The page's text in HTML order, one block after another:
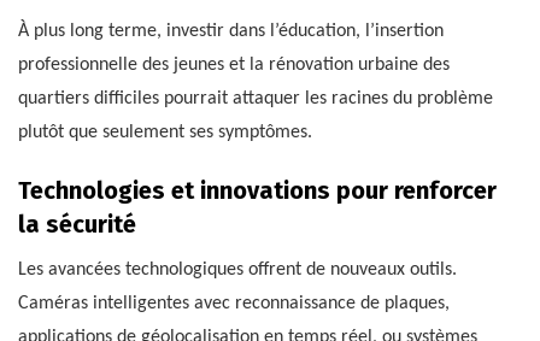
À plus long terme, investir dans l’éducation, l’insertion
professionnelle des jeunes et la rénovation urbaine des
quartiers difficiles pourrait attaquer les racines du problème
plutôt que seulement ses symptômes.
Technologies et innovations pour renforcer
la sécurité
Les avancées technologiques offrent de nouveaux outils.
Caméras intelligentes avec reconnaissance de plaques,
applications de géolocalisation en temps réel, ou systèmes